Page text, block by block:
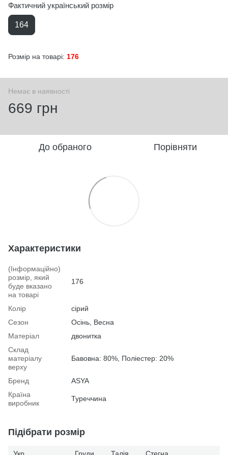
Фактичний український розмір
164
Розмір на товарі: 176
Немає в наявності
669 грн
До обраного Порівняти
Характеристики
(Інформаційно)
розмір, який
буде вказано
на товарі
176
Колір
сірий
Сезон
Осінь, Весна
Матеріал
двонитка
Склад
матеріалу
верху
Бавовна: 80%, Поліестер: 20%
Бренд
ASYA
Країна
виробник
Туреччина
Підібрати розмір
Укр. Груди Талія Стегна